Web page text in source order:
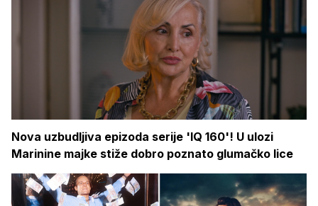
Nova uzbudljiva epizoda serije 'IQ 160'! U ulozi
Marinine majke stiže dobro poznato glumačko lice